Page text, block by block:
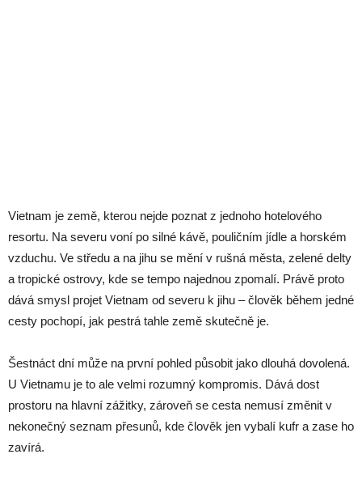
Vietnam je země, kterou nejde poznat z jednoho hotelového
resortu. Na severu voní po silné kávě, pouličním jídle a horském
vzduchu. Ve středu a na jihu se mění v rušná města, zelené delty
a tropické ostrovy, kde se tempo najednou zpomalí. Právě proto
dává smysl projet Vietnam od severu k jihu – člověk během jedné
cesty pochopí, jak pestrá tahle země skutečně je.
Šestnáct dní může na první pohled působit jako dlouhá dovolená.
U Vietnamu je to ale velmi rozumný kompromis. Dává dost
prostoru na hlavní zážitky, zároveň se cesta nemusí změnit v
nekonečný seznam přesunů, kde člověk jen vybalí kufr a zase ho
zavírá.